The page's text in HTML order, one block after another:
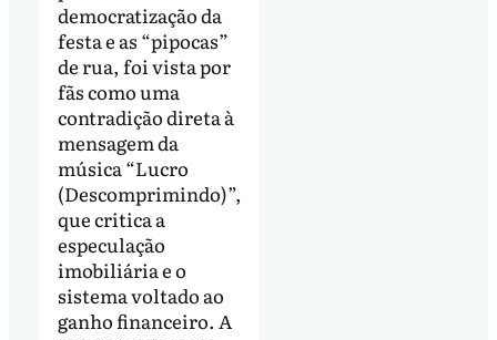
democratização da
festa e as “pipocas”
de rua, foi vista por
fãs como uma
contradição direta à
mensagem da
música “Lucro
(Descomprimindo)”,
que critica a
especulação
imobiliária e o
sistema voltado ao
ganho financeiro. A